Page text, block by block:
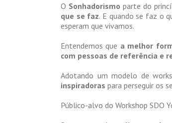
O Sonhadorismo parte do
que se faz. E quando se faz o
esperam que vivamos.
Entendemos que a melhor
com pessoas de referência e
Adotando um modelo de
inspiradoras para perseguir os
Público-alvo do Workshop SDO